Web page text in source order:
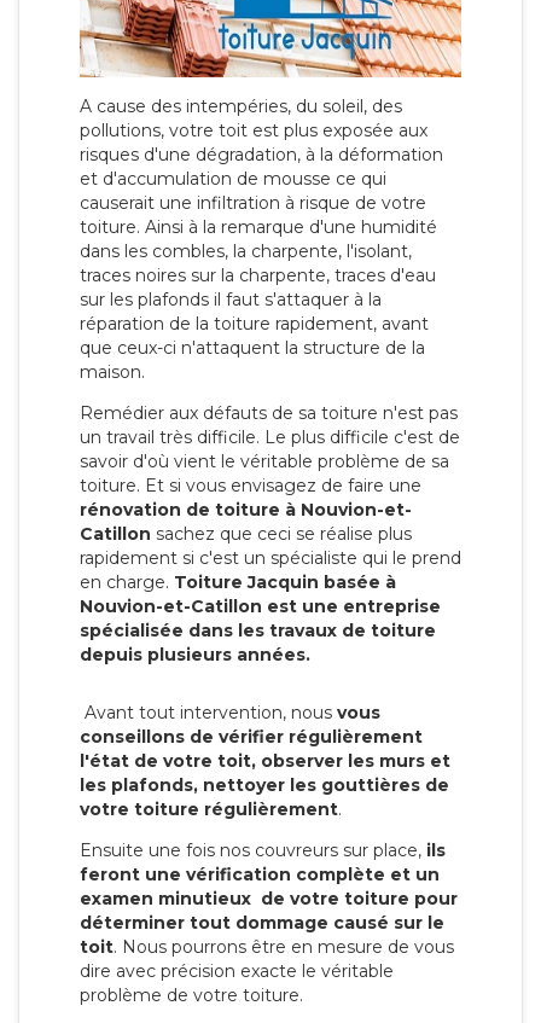
A cause des intempéries, du soleil, des
pollutions, votre toit est plus exposée aux
risques d'une dégradation, à la déformation
et d'accumulation de mousse ce qui
causerait une infiltration à risque de votre
toiture. Ainsi à la remarque d'une humidité
dans les combles, la charpente, l'isolant,
traces noires sur la charpente, traces d'eau
sur les plafonds il faut s'attaquer à la
réparation de la toiture rapidement, avant
que ceux-ci n'attaquent la structure de la
maison.
Remédier aux défauts de sa toiture n'est pas
un travail très difficile. Le plus difficile c'est de
savoir d'où vient le véritable problème de sa
toiture. Et si vous envisagez de faire une
rénovation de toiture à Nouvion-et-
Catillon sachez que ceci se réalise plus
rapidement si c'est un spécialiste qui le prend
en charge. Toiture Jacquin basée à
Nouvion-et-Catillon est une entreprise
spécialisée dans les travaux de toiture
depuis plusieurs années.
Avant tout intervention, nous vous
conseillons de vérifier régulièrement
l'état de votre toit, observer les murs et
les plafonds, nettoyer les gouttières de
votre toiture régulièrement.
Ensuite une fois nos couvreurs sur place, ils
feront une vérification complète et un
examen minutieux de votre toiture pour
déterminer tout dommage causé sur le
toit. Nous pourrons être en mesure de vous
dire avec précision exacte le véritable
problème de votre toiture.